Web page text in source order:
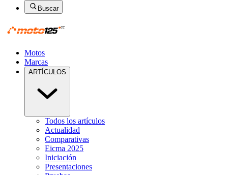
Buscar
Motos
Marcas
ARTÍCULOS
Todos los artículos
Actualidad
Comparativas
Eicma 2025
Iniciación
Presentaciones